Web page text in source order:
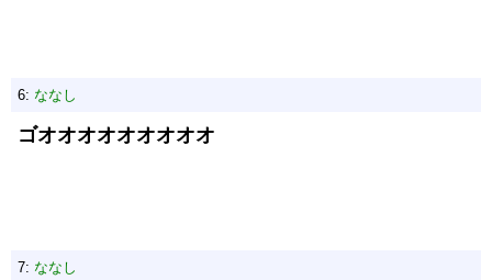
6: ななし
ゴオオオオオオオオオ
7: ななし